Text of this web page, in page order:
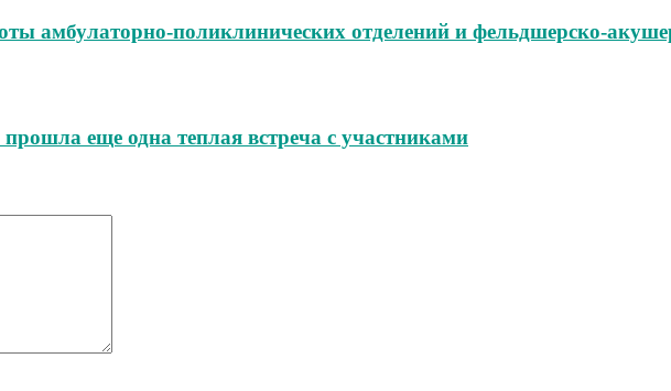
амбулаторно‑поликлинических отделений и
еще одна теплая встреча с участниками